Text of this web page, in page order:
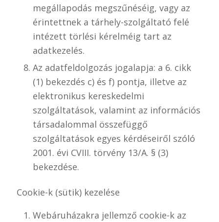
megállapodás megszűnéséig, vagy az
érintettnek a tárhely-szolgáltató felé
intézett törlési kérelméig tart az
adatkezelés.
Az adatfeldolgozás jogalapja: a 6. cikk
(1) bekezdés c) és f) pontja, illetve az
elektronikus kereskedelmi
szolgáltatások, valamint az információs
társadalommal összefüggő
szolgáltatások egyes kérdéseiről szóló
2001. évi CVIII. törvény 13/A. § (3)
bekezdése.
Cookie-k (sütik) kezelése
Webáruházakra jellemző cookie-k az